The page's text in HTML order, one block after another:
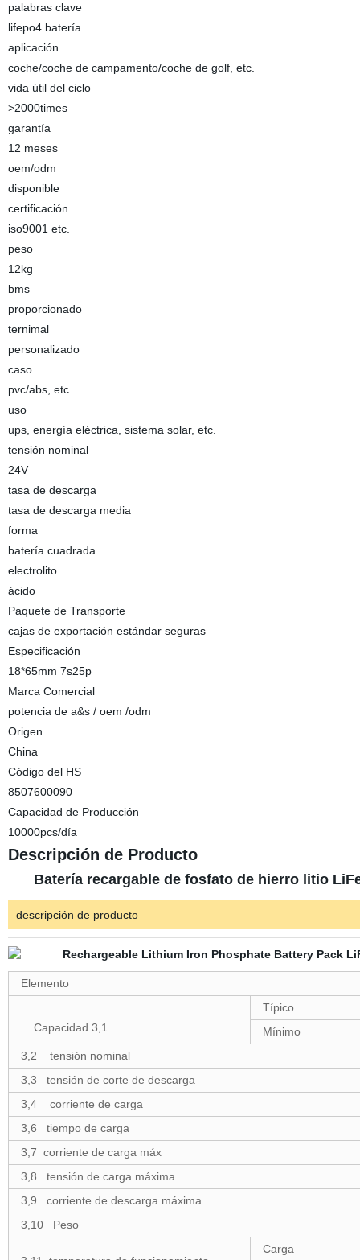
palabras clave
lifepo4 batería
aplicación
coche/coche de campamento/coche de golf, etc.
vida útil del ciclo
>2000times
garantía
12 meses
oem/odm
disponible
certificación
iso9001 etc.
peso
12kg
bms
proporcionado
ternimal
personalizado
caso
pvc/abs, etc.
uso
ups, energía eléctrica, sistema solar, etc.
tensión nominal
24V
tasa de descarga
tasa de descarga media
forma
batería cuadrada
electrolito
ácido
Paquete de Transporte
cajas de exportación estándar seguras
Especificación
18*65mm 7s25p
Marca Comercial
potencia de a&s / oem /odm
Origen
China
Código del HS
8507600090
Capacidad de Producción
10000pcs/día
Descripción de Producto
Batería recargable de fosfato de hierro litio
descripción de producto
Elemento
Capacidad 3,1
Típico
Mínimo
3,2 tensión nominal
3,3 tensión de corte de descarga
3,4 corriente de carga
3,6 tiempo de carga
3,7 corriente de carga máx
3,8 tensión de carga máxima
3,9. corriente de descarga máxima
3,10 Peso
Carga